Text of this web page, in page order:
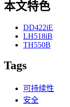
本文特色
DD422iE
LH518iB
TH550B
Tags
可持续性
安全